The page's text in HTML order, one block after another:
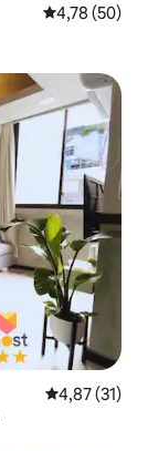
Priemerné
4,78 (50)
Priemerné
4,87 (31)